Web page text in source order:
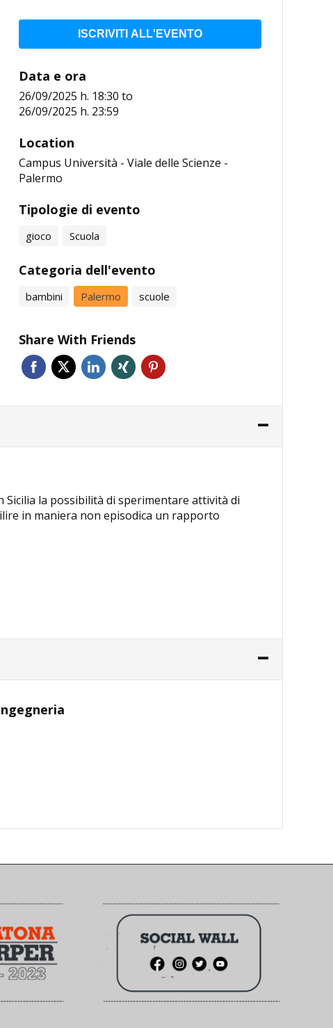
ISCRIVITI ALL'EVENTO
Data e ora
26/09/2025 h. 18:30 to
26/09/2025 h. 23:59
Location
Campus Università - Viale delle Scienze -
Palermo
Tipologie di evento
gioco Scuola
Categoria dell'evento
bambini Palermo scuole
Share With Friends
Sicilia la possibilità di sperimentare attività di
in maniera non episodica un rapporto